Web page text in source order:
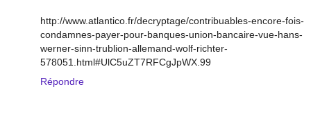
http://www.atlantico.fr/decryptage/contribuables-encore-fois-
condamnes-payer-pour-banques-union-bancaire-vue-hans-
werner-sinn-trublion-allemand-wolf-richter-
578051.html#UlC5uZT7RFCgJpWX.99
Répondre